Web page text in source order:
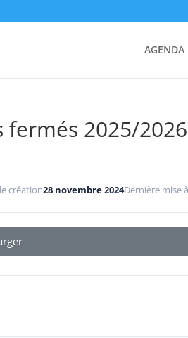
AGENDA
fermés 2025/2026
création28 novembre 2024Dernière mise